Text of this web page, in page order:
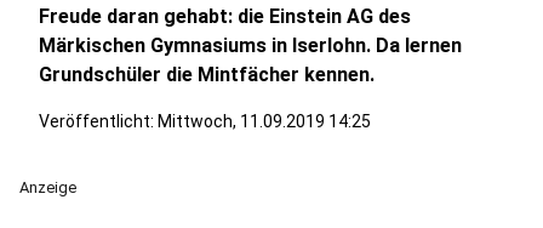
Freude daran gehabt: die Einstein AG des
Märkischen Gymnasiums in Iserlohn. Da lernen
Grundschüler die Mintfächer kennen.
Veröffentlicht: Mittwoch, 11.09.2019 14:25
Anzeige